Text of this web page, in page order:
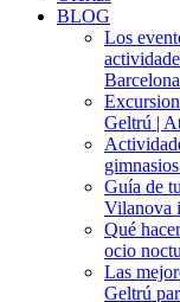
BLOG
Los
Barcelona
Geltrú |
Guía de
Vilanova
Qué
ocio
Las
Geltrú